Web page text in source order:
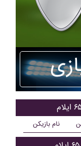
نام بازیکن